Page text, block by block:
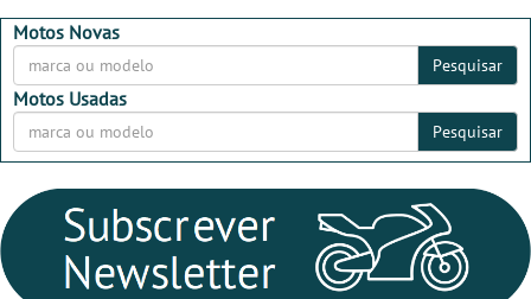
2026
Motos Novas
Pesquisar
Motos Usadas
Pesquisar